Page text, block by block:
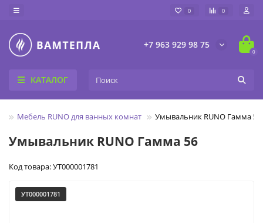
0 0
+7 963 929 98 75
0
КАТАЛОГ
Мебель RUNO для ванных комнат Умывальник RUNO Гамма 56
Умывальник RUNO Гамма 56
Код товара: УТ000001781
УТ000001781